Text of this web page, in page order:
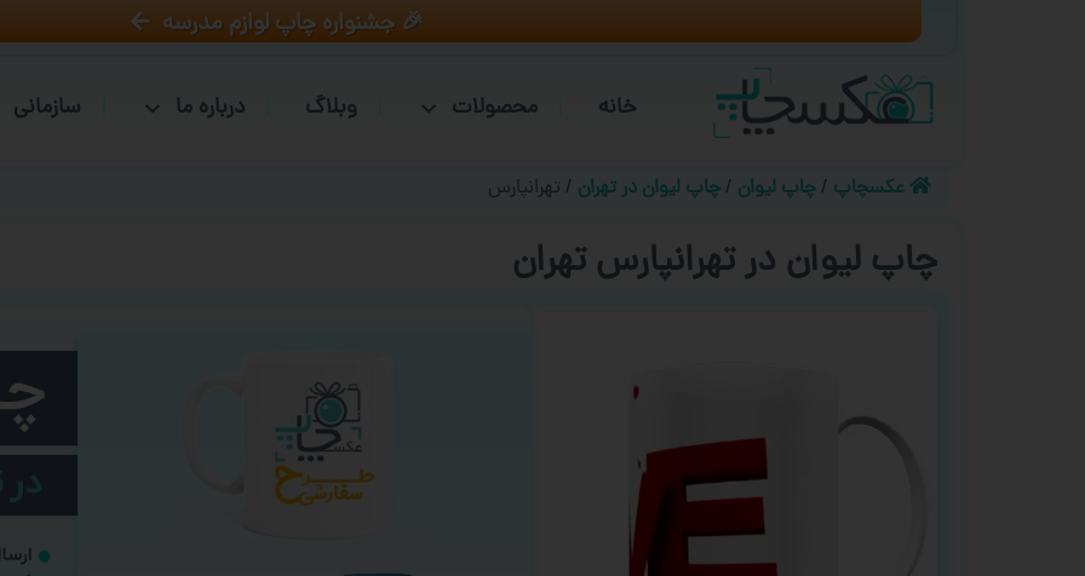
🎉 جشنواره چاپ لوازم مدرسه
خانه محصولات وبلاگ درباره ما سازمانی
عکسچاپ چاپ لیوان چاپ لیوان در تهران تهرانپارس
چاپ لیوان در تهرانپارس تهران